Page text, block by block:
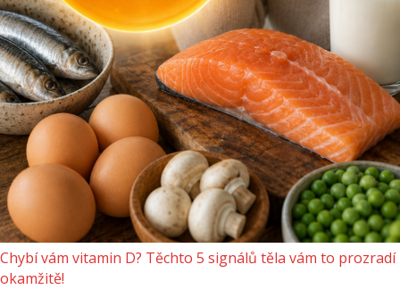
Chybí vám vitamin D? Těchto 5 signálů těla vám to prozradí
okamžitě!